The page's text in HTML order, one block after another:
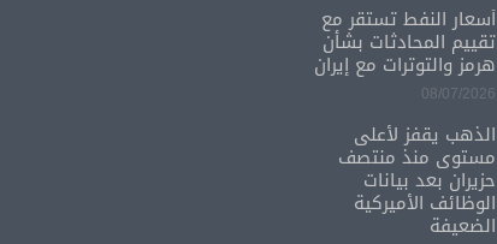
أسعار النفط تستقر مع
تقييم المحادثات بشأن
هرمز والتوترات مع إيران
08/07/2026
الذهب يقفز لأعلى
مستوى منذ منتصف
حزيران بعد بيانات
الوظائف الأميركية
الضعيفة